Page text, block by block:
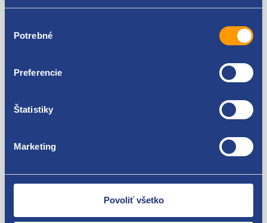
súhlasu
Potrebné
Preferencie
Štatistiky
Marketing
Povoliť všetko
Ponuka použité pneumatiky. Možnosť objednať iba
množstvo, ktoré je aktuálne skladom. Objednávky s
e-shope, budú stornované.
rokom výroby DOT – štvormiestny kód označuje
mesiac a rok výroby pneumatiky. Označenie DOT 1010
Použiteľné pre vozidlá